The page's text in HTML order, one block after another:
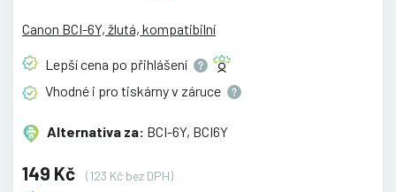
Canon BCI-6Y, žlutá, kompatibilní
Lepší cena po přihlášení
Vhodné i pro tiskárny v záruce
Alternativa za: BCI-6Y, BCI6Y
149 Kč
(123 Kč bez DPH)